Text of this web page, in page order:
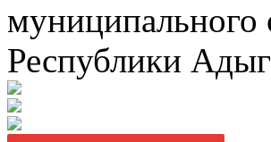
муниципального
Республики